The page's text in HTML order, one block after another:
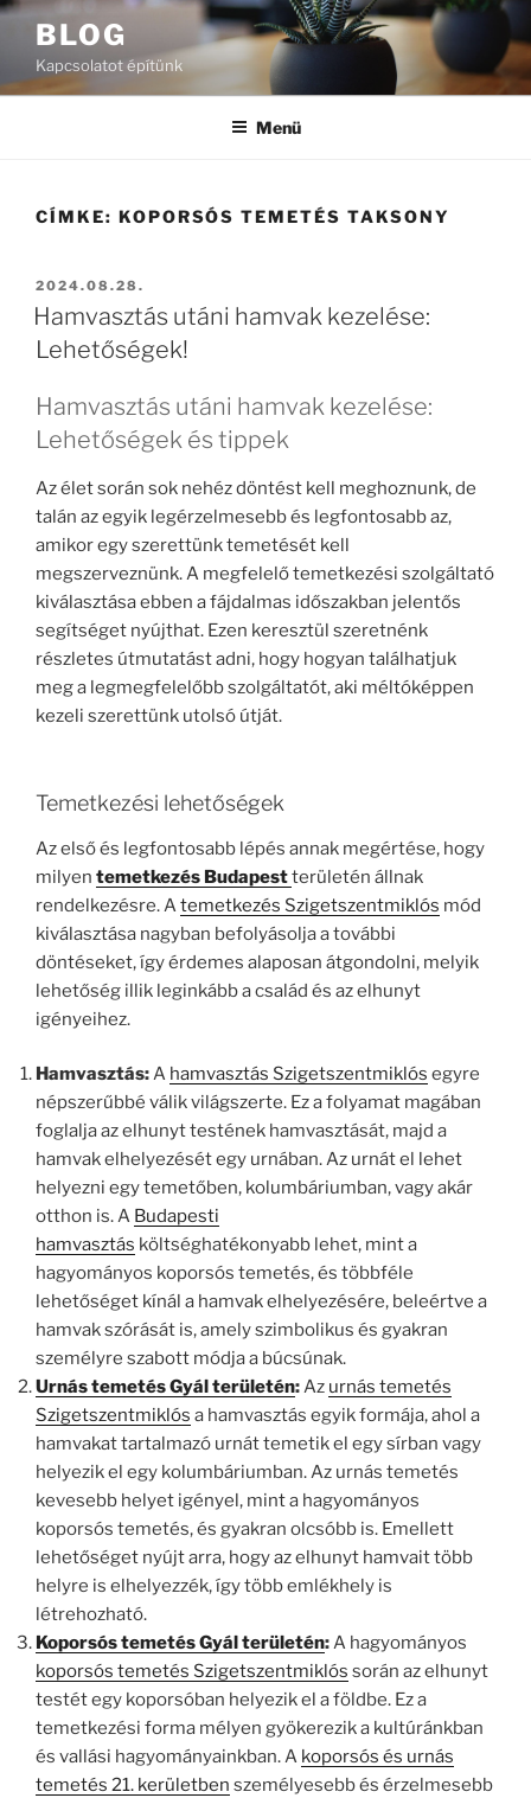
Tartalomhoz
BLOG
Kapcsolatot építünk
Menü
CÍMKE: KOPORSÓS TEMETÉS TAKSONY
BEKÜLDVE:
2024.08.28.
Hamvasztás utáni hamvak kezelése:
Lehetőségek!
Hamvasztás utáni hamvak kezelése:
Lehetőségek és tippek
Az élet során sok nehéz döntést kell meghoznunk, de
talán az egyik legérzelmesebb és legfontosabb az,
amikor egy szerettünk temetését kell
megszerveznünk. A megfelelő temetkezési szolgáltató
kiválasztása ebben a fájdalmas időszakban jelentős
segítséget nyújthat. Ezen keresztül szeretnénk
részletes útmutatást adni, hogy hogyan találhatjuk
meg a legmegfelelőbb szolgáltatót, aki méltóképpen
kezeli szerettünk utolsó útját.
Temetkezési lehetőségek
Az első és legfontosabb lépés annak megértése, hogy
milyen temetkezés Budapestterületén állnak
rendelkezésre. Atemetkezés Szigetszentmiklós mód
kiválasztása nagyban befolyásolja a további
döntéseket, így érdemes alaposan átgondolni, melyik
lehetőség illik leginkább a család és az elhunyt
igényeihez.
Hamvasztás:A hamvasztás Szigetszentmiklós egyre
népszerűbbé válik világszerte. Ez a folyamat magában
foglalja az elhunyt testének hamvasztását, majd a
hamvak elhelyezését egy urnában. Az urnát el lehet
helyezni egy temetőben, kolumbáriumban, vagy akár
otthon is. A Budapesti
hamvasztás költséghatékonyabb lehet, mint a
hagyományos koporsós temetés, és többféle
lehetőséget kínál a hamvak elhelyezésére, beleértve a
hamvak szórását is, amely szimbolikus és gyakran
személyre szabott módja a búcsúnak.
Urnás temetés Gyál területén:Az urnás temetés
Szigetszentmiklós a hamvasztás egyik formája, ahol a
hamvakat tartalmazó urnát temetik el egy sírban vagy
helyezik el egy kolumbáriumban. Az urnás temetés
kevesebb helyet igényel, mint a hagyományos
koporsós temetés, és gyakran olcsóbb is. Emellett
lehetőséget nyújt arra, hogy az elhunyt hamvait több
helyre is elhelyezzék, így több emlékhely is
létrehozható.
Koporsós temetés Gyál területén:A hagyományos
koporsós temetés Szigetszentmiklós során az elhunyt
testét egy koporsóban helyezik el a földbe. Ez a
temetkezési forma mélyen gyökerezik a kultúránkban
és vallási hagyományainkban. A koporsós és urnás
temetés 21. kerületben személyesebb és érzelmesebb